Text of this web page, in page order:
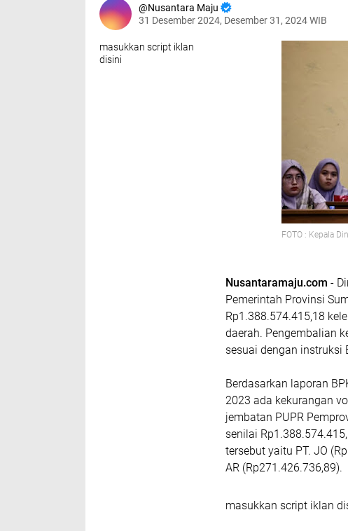
Nusantara Maju
31 Desember 2024, Desember 31, 2024 WIB
masukkan script iklan
disini
FOTO : Kepala
Nusantaramaju.com -
Pemerintah Provinsi
Rp1.388.574.415,18
daerah. Pengembalian
sesuai dengan instruksi
Berdasarkan laporan
2023 ada kekurangan
jembatan PUPR
senilai
tersebut yaitu PT. JO
AR (Rp271.426.736,89).
masukkan script iklan